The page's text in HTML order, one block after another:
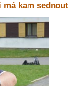
kam sednout